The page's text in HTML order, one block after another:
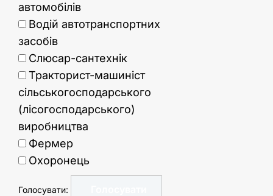
автомобілів
Водій автотранспортних
засобів
Слюсар-сантехнік
Тракторист-машиніст
сільськогосподарського
(лісогосподарського)
виробництва
Фермер
Охоронець
Голосувати: